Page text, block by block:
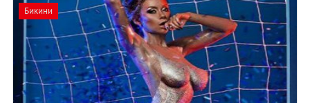
Бикини